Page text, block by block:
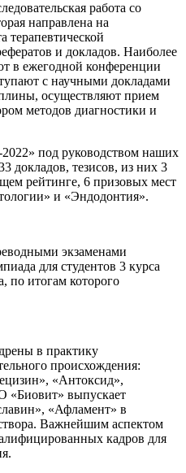
работа со
направлена на
терапевтической
и докладов. Наиболее
в ежегодной конференции
с научными докладами
осуществляют прием
методов диагностики и
под руководством наших
докладов, тезисов, из них 3
рейтинге, 6 призовых мест
и «Эндодонтия».
экзаменами
для студентов 3 курса
по итогам которого
в практику
происхождения:
«Антоксид»,
«Биовит» выпускает
«Афламент» в
Важнейшим аспектом
кадров для